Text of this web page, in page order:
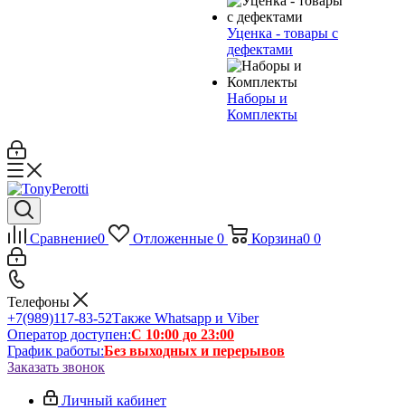
Уценка - товары с
дефектами
Наборы и
Комплекты
Сравнение0 Отложенные 0 Корзина0 0
Телефоны
+7(989)117-83-52Также Whatsapp и Viber
Оператор доступен:С 10:00 до 23:00
График работы:Без выходных и перерывов
Заказать звонок
Личный кабинет